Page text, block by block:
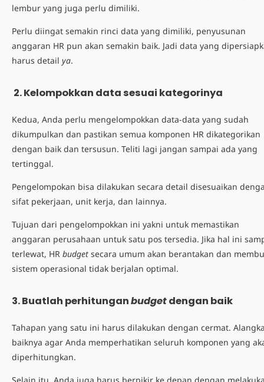
lembur yang juga perlu dimiliki.
Perlu diingat semakin rinci data yang dimiliki, penyusunan
anggaran HR pun akan semakin baik. Jadi data yang
harus detail ya.
2. Kelompokkan data sesuai kategorinya
Kedua, Anda perlu mengelompokkan data-data yang sudah
dikumpulkan dan pastikan semua komponen HR dikategorikan
dengan baik dan tersusun. Teliti lagi jangan sampai ada yang
tertinggal.
Pengelompokan bisa dilakukan secara detail disesuaikan
sifat pekerjaan, unit kerja, dan lainnya.
Tujuan dari pengelompokkan ini yakni untuk memastikan
anggaran perusahaan untuk satu pos tersedia. Jika hal ini
terlewat, HR budget secara umum akan berantakan dan
sistem operasional tidak berjalan optimal.
3. Buatlah perhitunganbudgetdengan baik
Tahapan yang satu ini harus dilakukan dengan cermat.
baiknya agar Anda memperhatikan seluruh komponen yang
diperhitungkan.